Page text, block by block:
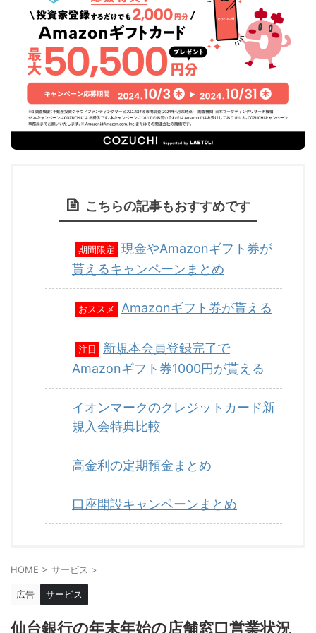
こちらの記事もおすすめです
期間限定
現金やAmazonギフト券が
貰えるキャンペーンまとめ
おススメ Amazonギフト券が貰える
注目
新規本会員登録完了で
Amazonギフト券1000円が貰える
イオンマークのクレジットカード新
規入会特典比較
高金利の定期預金まとめ
口座開設キャンペーンまとめ
HOME > サービス >
広告 サービス
仙台銀行の年末年始の店舗窓口営業状況